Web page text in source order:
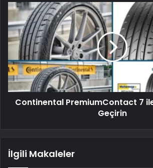
Continental PremiumContact 7
Geçirin
İlgili Makaleler